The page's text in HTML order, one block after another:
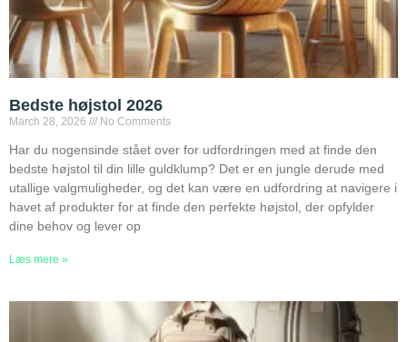
Bedste højstol 2026
March 28, 2026 No Comments
Har du nogensinde stået over for udfordringen med at finde den
bedste højstol til din lille guldklump? Det er en jungle derude med
utallige valgmuligheder, og det kan være en udfordring at navigere i
havet af produkter for at finde den perfekte højstol, der opfylder
dine behov og lever op
Læs mere »